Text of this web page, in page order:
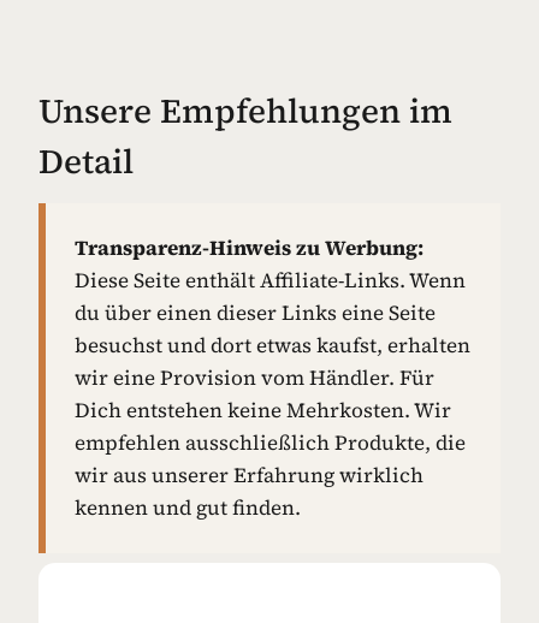
Unsere Empfehlungen im
Detail
Transparenz-Hinweis zu Werbung:
Diese Seite enthält Affiliate-Links. Wenn
du über einen dieser Links eine Seite
besuchst und dort etwas kaufst, erhalten
wir eine Provision vom Händler. Für
Dich entstehen keine Mehrkosten. Wir
empfehlen ausschließlich Produkte, die
wir aus unserer Erfahrung wirklich
kennen und gut finden.